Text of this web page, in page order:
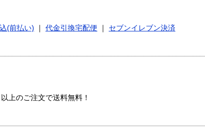
(前払い) 代金引換宅配便
セブンイレブン決済
上のご注文で送料無料！